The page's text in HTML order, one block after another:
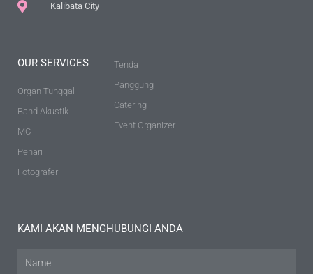
Kalibata City
OUR SERVICES
Organ Tunggal
Band Akustik
MC
Penari
Fotografer
Tenda
Panggung
Catering
Event Organizer
KAMI AKAN MENGHUBUNGI ANDA